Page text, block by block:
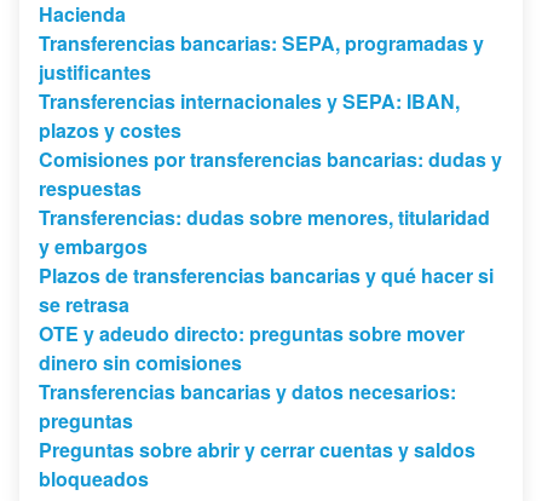
Hacienda
Transferencias bancarias: SEPA, programadas y
justificantes
Transferencias internacionales y SEPA: IBAN,
plazos y costes
Comisiones por transferencias bancarias: dudas y
respuestas
Transferencias: dudas sobre menores, titularidad
y embargos
Plazos de transferencias bancarias y qué hacer si
se retrasa
OTE y adeudo directo: preguntas sobre mover
dinero sin comisiones
Transferencias bancarias y datos necesarios:
preguntas
Preguntas sobre abrir y cerrar cuentas y saldos
bloqueados